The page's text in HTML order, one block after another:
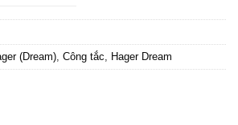
(Dream) Công tắc Hager Dream